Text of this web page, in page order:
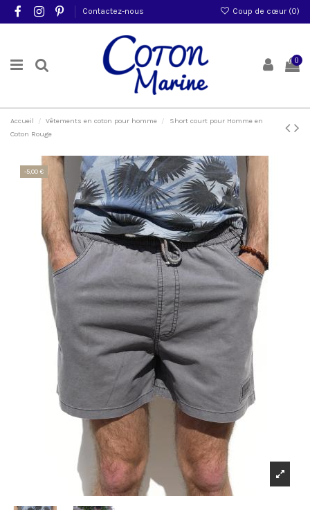
Contactez-nous Coup de cœur (0)
0
Accueil Vêtements en coton pour homme
Short court pour Homme en
Coton Rouge
-5,00 €